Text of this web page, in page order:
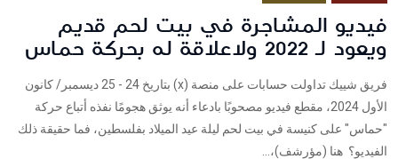
فيديو المشاجرة في بيت لحم قديم
ويعود لـ 2022 ولاعلاقة له بحركة حماس
فريق شييك تداولت حسابات على منصة (x) بتاريخ 24 - 25 ديسمبر/ كانون
الأول 2024، مقطع فيديو مصحوبًا بادعاء أنه يوثق هجومًا نفذه أتباع حركة
"حماس" على كنيسة في بيت لحم ليلة عيد الميلاد بفلسطين، فما حقيقة ذلك
الفيديو؟ هنا (مؤرشف)،...